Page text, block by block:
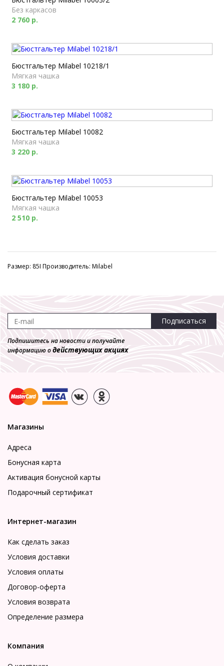
Без каркасов
2 760 р.
Бюстгальтер Milabel 10218/1
Мягкая чашка
3 180 р.
Бюстгальтер Milabel 10082
Мягкая чашка
3 220 р.
Бюстгальтер Milabel 10053
Мягкая чашка
2 510 р.
Размер: 85I Производитель: Milabel
Подписаться
Подпишитесь на новости и получайте
информацию одействующих акциях
Магазины
Адреса
Бонусная карта
Активация бонусной карты
Подарочный сертификат
Интернет-магазин
Как сделать заказ
Условия доставки
Условия оплаты
Договор-оферта
Условия возврата
Определение размера
Компания